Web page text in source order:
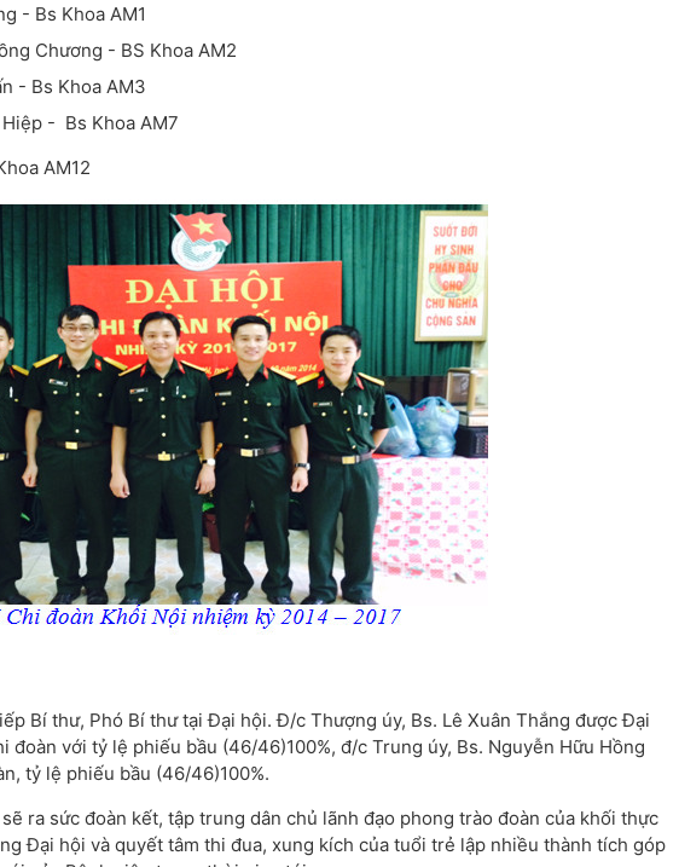
- Bs Khoa AM1
Chương - BS Khoa AM2
- Bs Khoa AM3
- Bs Khoa AM7
AM12
Bí thư, Phó Bí thư tại Đại hội. Đ/c Thượng úy, Bs. Lê Xuân Thắng được Đại
đoàn với tỷ lệ phiếu bầu (46/46)100%, đ/c Trung úy, Bs. Nguyễn Hữu Hồng
tỷ lệ phiếu bầu (46/46)100%.
ra sức đoàn kết, tập trung dân chủ lãnh đạo phong trào đoàn của khối thực
Đại hội và quyết tâm thi đua, xung kích của tuổi trẻ lập nhiều thành tích góp